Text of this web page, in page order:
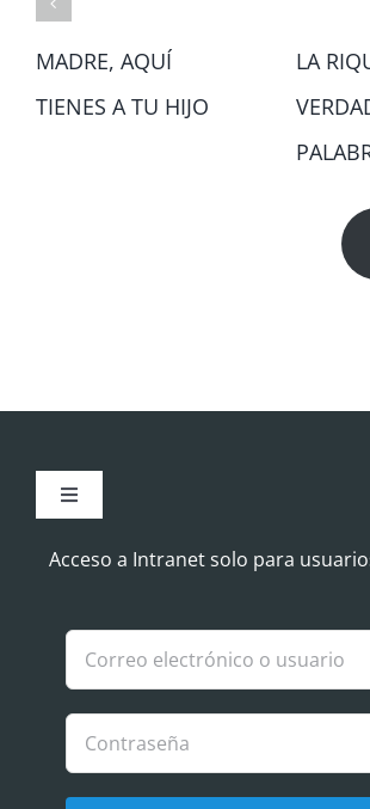
MADRE, AQUÍ
TIENES A TU HIJO
LA
Toggle
Aviso Legal
Política de Cookies
Política de privacidad
Acceso a Intranet solo para